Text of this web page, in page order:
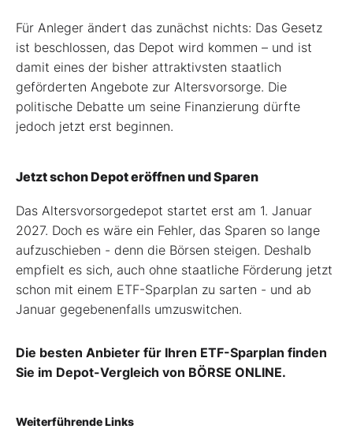
Für Anleger ändert das zunächst nichts: Das Gesetz
ist beschlossen, das Depot wird kommen – und ist
damit eines der bisher attraktivsten staatlich
geförderten Angebote zur Altersvorsorge. Die
politische Debatte um seine Finanzierung dürfte
jedoch jetzt erst beginnen.
Jetzt schon Depot eröffnen und Sparen
Das Altersvorsorgedepot startet erst am 1. Januar
2027. Doch es wäre ein Fehler, das Sparen so lange
aufzuschieben - denn die Börsen steigen. Deshalb
empfielt es sich, auch ohne staatliche Förderung jetzt
schon mit einem ETF-Sparplan zu sarten - und ab
Januar gegebenenfalls umzuswitchen.
Die besten Anbieter für Ihren ETF-Sparplan finden
Sie im Depot-Vergleich von BÖRSE ONLINE.
Weiterführende Links